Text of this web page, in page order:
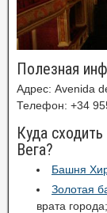
Полезная
Адрес: Avenida
Телефон: +34
Куда
Вега?
Башня
Золотая
врата города;